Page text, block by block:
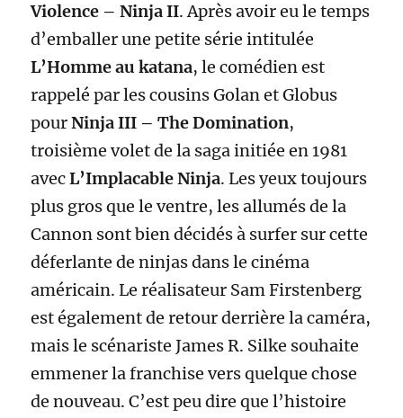
Violence – Ninja II. Après avoir eu le temps
d’emballer une petite série intitulée
L’Homme au katana, le comédien est
rappelé par les cousins Golan et Globus
pourNinja III – The Domination,
troisième volet de la saga initiée en 1981
avecL’Implacable Ninja. Les yeux toujours
plus gros que le ventre, les allumés de la
Cannon sont bien décidés à surfer sur cette
déferlante de ninjas dans le cinéma
américain. Le réalisateur Sam Firstenberg
est également de retour derrière la caméra,
mais le scénariste James R. Silke souhaite
emmener la franchise vers quelque chose
de nouveau. C’est peu dire que l’histoire